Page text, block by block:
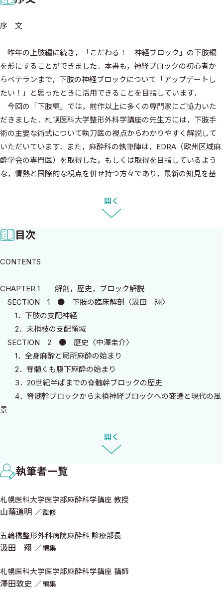
序 文
昨年の上肢編に続き，「こだわる！ 神経ブロック」の下肢編
を形にすることができました．本書も，神経ブロックの初心者か
らベテランまで，下肢の神経ブロックについて「アップデートし
たい！」と思ったときに活用できることを目指しています．
今回の「下肢編」では，前作以上に多くの専門家にご協力いた
だきました．札幌医科大学整形外科学講座の先生方には，下肢手
術の主要な術式について執刀医の視点からわかりやすく解説して
いただいています．また，麻酔科の執筆陣は，EDRA（欧州区域麻
酔学会の専門医）を取得した，もしくは取得を目指しているよう
な，情熱と国際的な視点を併せ持つ方々であり，最新の知見を基
を通して，読者の皆さまが自信を持って神経ブロックの技術を活用
本書のもうひとつの特徴は，単なる下肢神経ブロックの手技解
説にとどまらない多岐にわたる内容です．指導医は，患者の状
いった手技の比較にも触れました．歴史を理解し，多面的に適応
を判断し，また自分の得意な手技だけに固執することなく，常に
広い視野を持ってより良い方法を探求する．本書はそんな指導医
の目線をイメージして，実践的な内容になるように構成していま
「術後鎮痛の質」が，手術を受けた患者の満足度だけでなく，
術後回復やリハビリテーションなどさまざまな影響を及ぼすと感
じている読者がいらっしゃるのではないでしょうか．間違いな
く，下肢の神経ブロックは術後マルチモーダル（多面的な）鎮痛
を支える重要な柱となります．本書にある，神経ブロックの質を
最後に，上肢編に続いて監修いただいた山蔭道明教授，編集意
向を汲んで丁寧に対応してくださった中外医学社の上岡里織様・
ま，そして支えてくれた家族に深く感謝いたします．この本が読者
の皆さまの診療や活動に少しでも役立つことを願っています．
2024年9月
五輪橋整形外科病院麻酔科
札幌医科大学医学部麻酔科学講座
澤 田 敦 史
開く
目次
CONTENTS
CHAPTER 1 解剖，歴史，ブロック解説
SECTION 1 ● 下肢の臨床解剖〈汲田 翔〉
1．下肢の支配神経
2．末梢枝の支配領域
SECTION 2 ● 歴史〈中澤圭介〉
1．全身麻酔と局所麻酔の始まり
2．脊髄くも膜下麻酔の始まり
3．20世紀半ばまでの脊髄幹ブロックの歴史
4．脊髄幹ブロックから末梢神経ブロックへの変遷と現代の風
景
6．周術期抗凝固療法による鎮痛戦略の変化
7．ESRA股関節置換術の鎮痛ガイドライン2019
8．ESRA膝関節置換術の鎮痛ガイドライン2022
SECTION 3 ● 大腿神経ブロック〈相川勝洋〉
2．効果範囲
3．適応
4．合併症
5．体位
7．穿刺時の写真
8．超音波解剖
開く
執筆者一覧
札幌医科大学医学部麻酔科学講座 教授
山蔭道明 監修
五輪橋整形外科病院麻酔科 診療部長
汲田 翔 編集
札幌医科大学医学部麻酔科学講座 講師
澤田敦史 編集